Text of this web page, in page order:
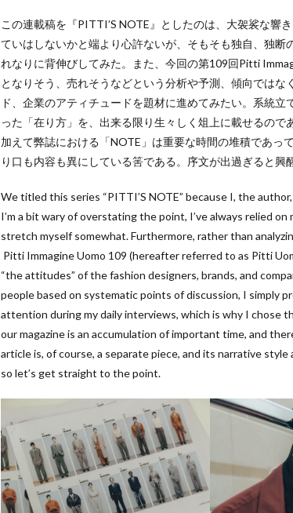
この連載稿を『PITTI’S NOTE』としたのは、大袈裟な響
ていはしないかと端より心許ないが、そもそも独自、独
れなりに背伸びしてみた。また、今回の第109回Pitti
となりそう、売れそうなどという分析や予測、傾向では
ド、企業のアティチュードを題材に進めてみたい。系統
った「在り方」を、出来る限り生々しく俎上に載せるので
加えて弊誌における「NOTE」は重要な時間の堆積であっ
り口も内容も異にしている筈である。序文が出過ぎると興
We titled this series “PITTI’S NOTE” because I, the
I’m a bit wary of overstating the point, I’ve always relied
stretch myself somewhat. Furthermore, rather than
Pitti Immagine Uomo 109 (hereafter referred to as Pitti
“the attitudes” of the fashion designers, brands, and
people based on systematic points of discussion, I simply
attention during my daily interviews, which is why I chose
our magazine is an accumulation of important time, and
article is, of course, a separate piece, and its narrative
so let’s get straight to the point.